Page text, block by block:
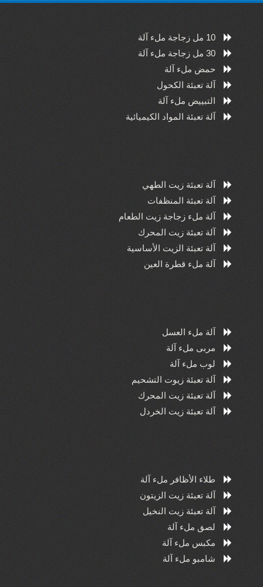
10 مل زجاجة ملء آلة
30 مل زجاجة ملء آلة
حمض ملء آلة
آلة تعبئة الكحول
التبييض ملء آلة
آلة تعبئة المواد الكيميائية
آلة تعبئة زيت الطهي
آلة تعبئة المنظفات
آلة ملء زجاجة زيت الطعام
آلة تعبئة زيت المحرك
آلة تعبئة الزيت الأساسية
آلة ملء قطرة العين
آلة ملء العسل
مربى ملء آلة
لوب ملء آلة
آلة تعبئة زيوت التشحيم
آلة تعبئة زيت المحرك
آلة تعبئة زيت الخردل
طلاء الأظافر ملء آلة
آلة تعبئة زيت الزيتون
آلة تعبئة زيت النخيل
لصق ملء آلة
مكبس ملء آلة
شامبو ملء آلة